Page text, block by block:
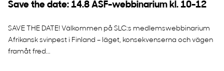
Save the date: 14.8 ASF-webbinarium kl. 10-12
SAVE THE DATE! Välkommen på SLC:s medlemswebbinarium
Afrikansk svinpest i Finland – läget, konsekvenserna och vägen
framåt fred...